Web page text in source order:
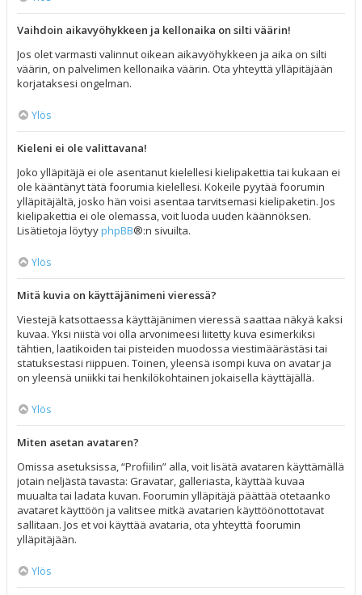
Vaihdoin aikavyöhykkeen ja kellonaika on silti väärin!
Jos olet varmasti valinnut oikean aikavyöhykkeen ja aika on silti
väärin, on palvelimen kellonaika väärin. Ota yhteyttä ylläpitäjään
korjataksesi ongelman.
Ylös
Kieleni ei ole valittavana!
Joko ylläpitäjä ei ole asentanut kielellesi kielipakettia tai kukaan ei
ole kääntänyt tätä foorumia kielellesi. Kokeile pyytää foorumin
ylläpitäjältä, josko hän voisi asentaa tarvitsemasi kielipaketin. Jos
kielipakettia ei ole olemassa, voit luoda uuden käännöksen.
Lisätietoja löytyyphpBB®:n sivuilta.
Ylös
Mitä kuvia on käyttäjänimeni vieressä?
Viestejä katsottaessa käyttäjänimen vieressä saattaa näkyä kaksi
kuvaa. Yksi niistä voi olla arvonimeesi liitetty kuva esimerkiksi
tähtien, laatikoiden tai pisteiden muodossa viestimäärästäsi tai
statuksestasi riippuen. Toinen, yleensä isompi kuva on avatar ja
on yleensä uniikki tai henkilökohtainen jokaisella käyttäjällä.
Ylös
Miten asetan avataren?
Omissa asetuksissa, “Profiilin” alla, voit lisätä avataren käyttämällä
jotain neljästä tavasta: Gravatar, galleriasta, käyttää kuvaa
muualta tai ladata kuvan. Foorumin ylläpitäjä päättää otetaanko
avataret käyttöön ja valitsee mitkä avatarien käyttöönottotavat
sallitaan. Jos et voi käyttää avataria, ota yhteyttä foorumin
ylläpitäjään.
Ylös